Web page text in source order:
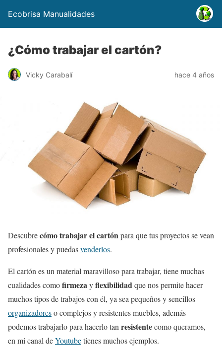
Ecobrisa Manualidades
¿Cómo trabajar el cartón?
Vicky Carabalí hace 4 años
Descubrecómo trabajar el cartónpara que tus proyectos se vean
profesionales y puedasvenderlos.
El cartón es un material maravilloso para trabajar, tiene muchas
cualidades comofirmezayflexibilidadque nos permite hacer
muchos tipos de trabajos con él, ya sea pequeños y sencillos
organizadoreso complejos y resistentes muebles, además
podemos trabajarlo para hacerlo tan resistentecomo queramos,
en mi canal deYoutubetienes muchos ejemplos.